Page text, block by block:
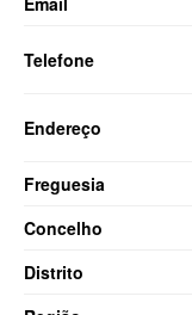
Telefone
Endereço
Freguesia
Concelho
Distrito